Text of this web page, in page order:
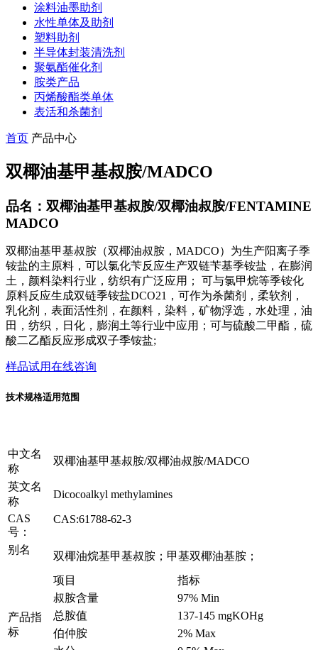
涂料油墨助剂
水性单体及助剂
塑料助剂
半导体封装清洗剂
聚氨酯催化剂
胺类产品
丙烯酸酯类单体
表活和杀菌剂
首页 产品中心
双椰油基甲基叔胺/MADCO
品名：双椰油基甲基叔胺/双椰油叔胺/FENTAMINE
MADCO
双椰油基甲基叔胺（双椰油叔胺，MADCO）为生产阳离子季
铵盐的主原料，可以氯化苄反应生产双链苄基季铵盐，在膨润
土，颜料染料行业，纺织有广泛应用； 可与氯甲烷等季铵化
原料反应生成双链季铵盐DCO21，可作为杀菌剂，柔软剂，
乳化剂，表面活性剂，在颜料，染料，矿物浮选，水处理，油
田，纺织，日化，膨润土等行业中应用；可与硫酸二甲酯，硫
酸二乙酯反应形成双子季铵盐;
样品试用在线咨询
技术规格适用范围
中文名
称
双椰油基甲基叔胺/双椰油叔胺/MADCO
英文名
称
Dicocoalkyl methylamines
CAS
号：
CAS:61788-62-3
别名
双椰油烷基甲基叔胺；甲基双椰油基胺；
产品指
标
项目
指标
叔胺含量
97% Min
总胺值
137-145 mgKOHg
伯仲胺
2% Max